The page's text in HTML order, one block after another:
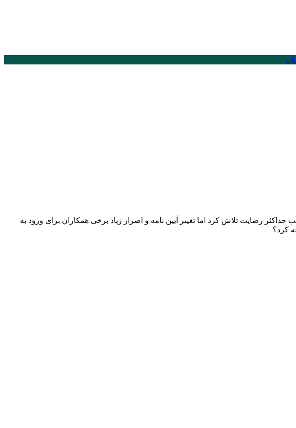
برای جلب حداکثر رضایت تلاش کرد اما تغییر آیین نامه و اصرار زیاد برخی همکاران برای ورود به